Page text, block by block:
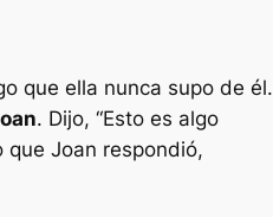
que ella nunca supo de él.
. Dijo, “Esto es algo
que Joan respondió,